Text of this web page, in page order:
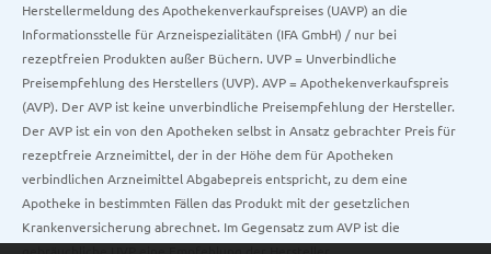
Herstellermeldung des Apothekenverkaufspreises (UAVP) an die
Informationsstelle für Arzneispezialitäten (IFA GmbH) / nur bei
rezeptfreien Produkten außer Büchern. UVP = Unverbindliche
Preisempfehlung des Herstellers (UVP). AVP = Apothekenverkaufspreis
(AVP). Der AVP ist keine unverbindliche Preisempfehlung der Hersteller.
Der AVP ist ein von den Apotheken selbst in Ansatz gebrachter Preis für
rezeptfreie Arzneimittel, der in der Höhe dem für Apotheken
verbindlichen Arzneimittel Abgabepreis entspricht, zu dem eine
Apotheke in bestimmten Fällen das Produkt mit der gesetzlichen
Krankenversicherung abrechnet. Im Gegensatz zum AVP ist die